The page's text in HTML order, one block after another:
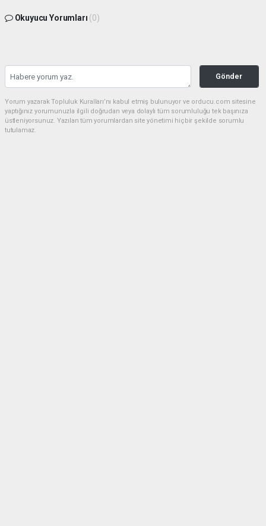
Okuyucu Yorumları (0)
Gönder
Yorum yazarak Topluluk Kuralları’nı kabul etmiş bulunuyor ve orducu.com sitesine
yaptığınız yorumunuzla ilgili doğrudan veya dolaylı tüm sorumluluğu tek başınıza
üstleniyorsunuz. Yazılan tüm yorumlardan site yönetimi hiçbir şekilde sorumlu
tutulamaz.